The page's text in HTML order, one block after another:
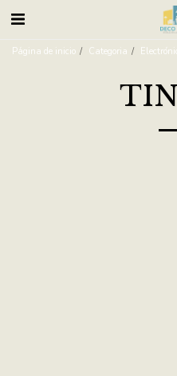
Página de inicio Categoria